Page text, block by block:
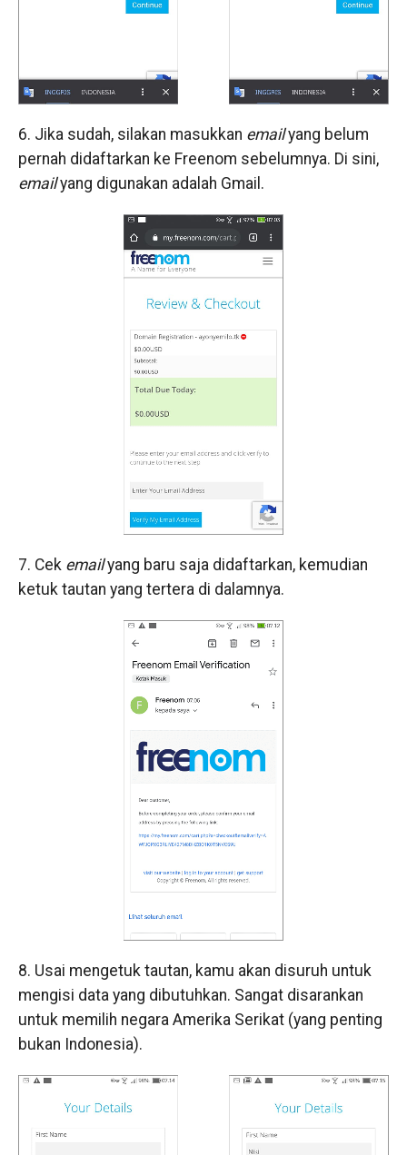
6. Jika sudah, silakan masukkan emailyang belum
pernah didaftarkan ke Freenom sebelumnya. Di sini,
emailyang digunakan adalah Gmail.
7. Cek emailyang baru saja didaftarkan, kemudian
ketuk tautan yang tertera di dalamnya.
8. Usai mengetuk tautan, kamu akan disuruh untuk
mengisi data yang dibutuhkan. Sangat disarankan
untuk memilih negara Amerika Serikat (yang penting
bukan Indonesia).